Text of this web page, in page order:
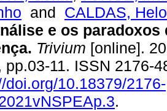
and CALDAS,
e os paradoxos
. Trivium [online].
pp.03-11. ISSN 2176-
doi.org/10.18379/2176-
.